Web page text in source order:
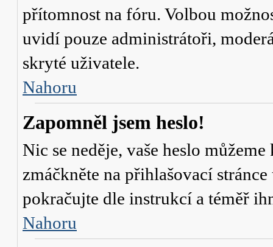
přítomnost na fóru. Volbou
uvidí pouze administrátoři,
skryté uživatele.
Nahoru
Zapomněl jsem heslo!
Nic se neděje, vaše heslo
zmáčkněte na přihlašovací
pokračujte dle instrukcí a téměř
Nahoru